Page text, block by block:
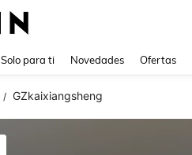
Solo para ti Novedades Ofertas
/ GZkaixiangsheng